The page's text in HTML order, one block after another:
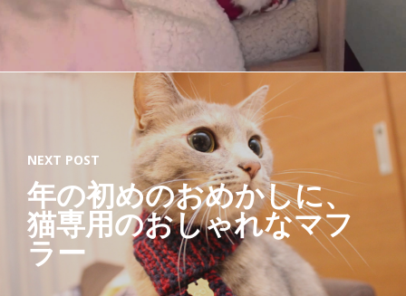
Lat
est
Post
s
NEXT POST
年の初めのおめかしに、
猫専用のおしゃれなマフ
ラー